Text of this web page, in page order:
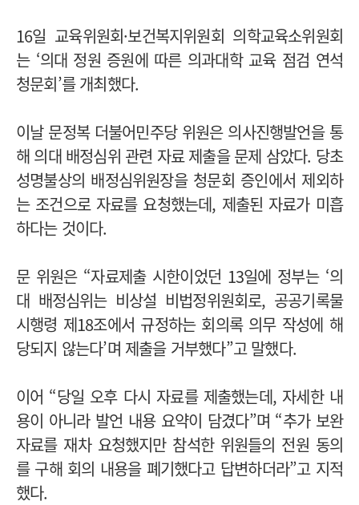
16일 교육위원회·보건복지위원회 의학교육소위원회
는 ‘의대 정원 증원에 따른 의과대학 교육 점검 연석
청문회’를 개최했다.
이날 문정복 더불어민주당 위원은 의사진행발언을 통
해 의대 배정심위 관련 자료 제출을 문제 삼았다. 당초
성명불상의 배정심위원장을 청문회 증인에서 제외하
는 조건으로 자료를 요청했는데, 제출된 자료가 미흡
하다는 것이다.
문 위원은 “자료제출 시한이었던 13일에 정부는 ‘의
대 배정심위는 비상설 비법정위원회로, 공공기록물
시행령 제18조에서 규정하는 회의록 의무 작성에 해
당되지 않는다’며 제출을 거부했다”고 말했다.
이어 “당일 오후 다시 자료를 제출했는데, 자세한 내
용이 아니라 발언 내용 요약이 담겼다”며 “추가 보완
자료를 재차 요청했지만 참석한 위원들의 전원 동의
를 구해 회의 내용을 폐기했다고 답변하더라”고 지적
했다.